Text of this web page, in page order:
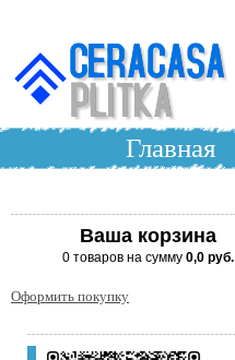
Главная
Ваша корзина
0 товаров на сумму 0,0 руб.
Оформить покупку